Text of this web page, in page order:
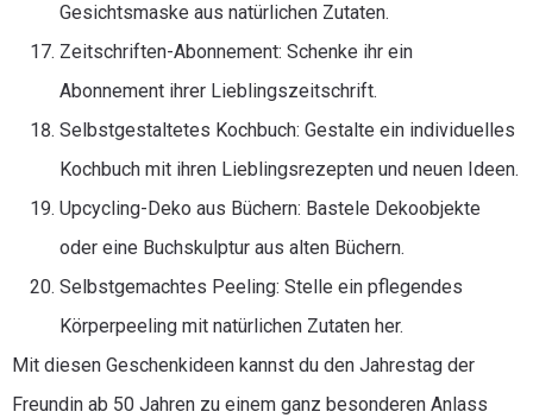
Gesichtsmaske aus natürlichen Zutaten.
Zeitschriften-Abonnement: Schenke ihr ein
Abonnement ihrer Lieblingszeitschrift.
Selbstgestaltetes Kochbuch: Gestalte ein individuelles
Kochbuch mit ihren Lieblingsrezepten und neuen Ideen.
Upcycling-Deko aus Büchern: Bastele Dekoobjekte
oder eine Buchskulptur aus alten Büchern.
Selbstgemachtes Peeling: Stelle ein pflegendes
Körperpeeling mit natürlichen Zutaten her.
Mit diesen Geschenkideen kannst du den Jahrestag der
Freundin ab 50 Jahren zu einem ganz besonderen Anlass